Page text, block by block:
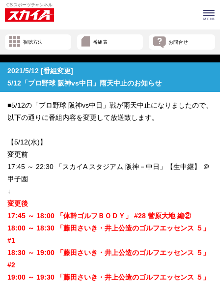
視聴方法 番組表 お問合せ
2021/5/12 [番組変更]
5/12「プロ野球 阪神vs中日」雨天中止のお知らせ
■5/12の「プロ野球 阪神vs中日」戦が雨天中止になりましたので、
以下の通りに番組内容を変更して放送致します。
【5/12(水)】
変更前
17:45 ～ 22:30 「スカイA スタジアム 阪神－中日」【生中継】 ＠
甲子園
↓
変更後
17:45 ～ 18:00 「体幹ゴルフＢＯＤＹ」 #28 菅原大地 編②
18:00 ～ 18:30 「藤田さいき・井上公造のゴルフエッセンス ５」
#1
18:30 ～ 19:00 「藤田さいき・井上公造のゴルフエッセンス ５」
#2
19:00 ～ 19:30 「藤田さいき・井上公造のゴルフエッセンス ５」